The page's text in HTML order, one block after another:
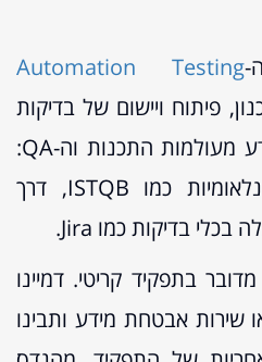
Automation Testing
פיתוח ויישום של בדיקות
אוטומטיות. הוא משלב ידע מעולמות התכנות וה-QA:
ממתודולוגיות בדיקה בינלאומיות כמו ISTQB, דרך
בתפקיד קריטי. דמיינו
שירות אבטחת מידע ותבינו